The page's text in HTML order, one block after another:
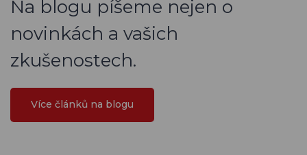
Na blogu píšeme nejen o
novinkách a vašich
zkušenostech.
Více článků na blogu